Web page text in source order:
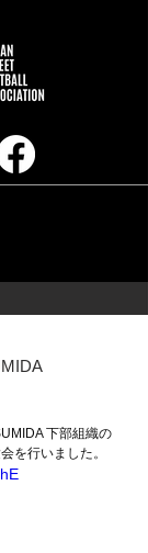
下部組織の
を行いました。